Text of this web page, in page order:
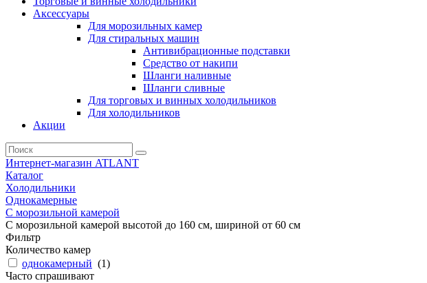
Аксессуары
Для морозильных камер
Для стиральных машин
Антивибрационные подставки
Средство от накипи
Шланги наливные
Шланги сливные
Для торговых и винных холодильников
Для холодильников
Акции
Интернет-магазин ATLANT
Каталог
Холодильники
Однокамерные
С морозильной камерой
С морозильной камерой высотой до 160 см, шириной от 60 см
Фильтр
Количество камер
однокамерный (1)
Часто спрашивают